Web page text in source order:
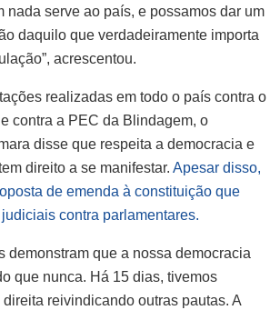
nada serve ao país, e possamos dar um
daquilo que verdadeiramente importa
acrescentou.
realizadas em todo o país contra o
contra a PEC da Blindagem, o
disse que respeita a democracia e
direito a se manifestar. Apesar disso,
de emenda à constituição que
contra parlamentares.
demonstram que a nossa democracia
que nunca. Há 15 dias, tivemos
reivindicando outras pautas. A